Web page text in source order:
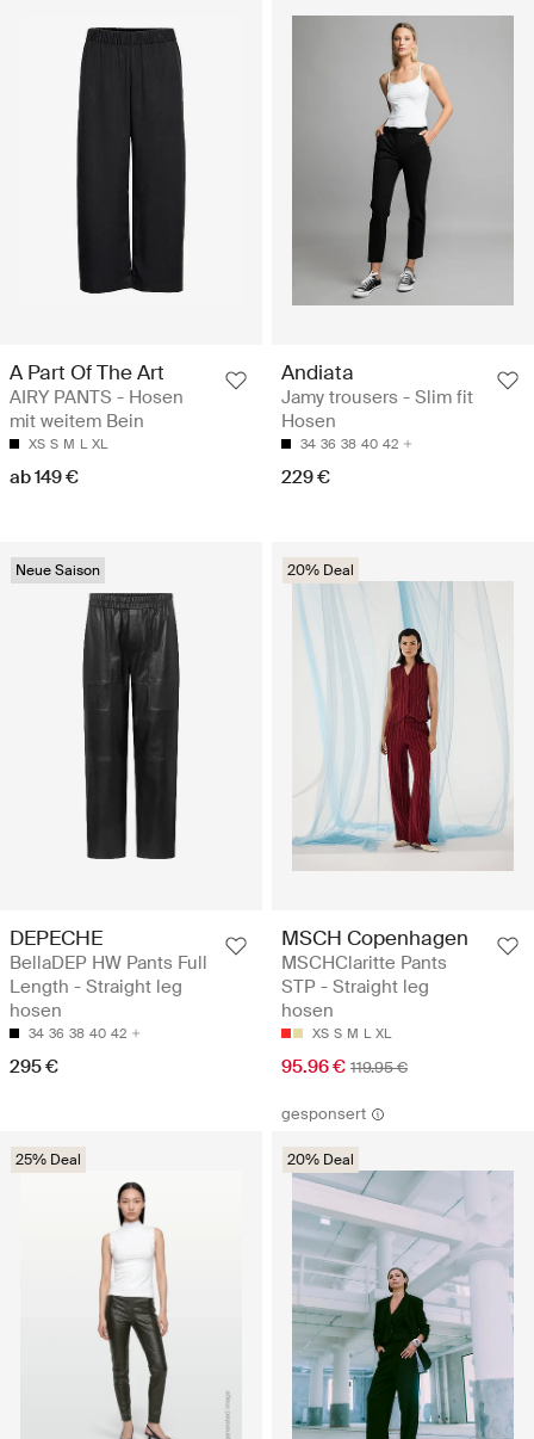
A Part Of The Art
AIRY PANTS - Hosen
mit weitem Bein
XS S M L XL
ab 149 €
Andiata
Jamy trousers - Slim fit
Hosen
34 36 38 40 42
229 €
Neue Saison
DEPECHE
BellaDEP HW Pants Full
Length - Straight leg
hosen
34 36 38 40 42
295 €
20% Deal
MSCH Copenhagen
MSCHClaritte Pants
STP - Straight leg
hosen
XS S M L XL
95.96 € 119.95 €
25% Deal
gesponsert
20% Deal